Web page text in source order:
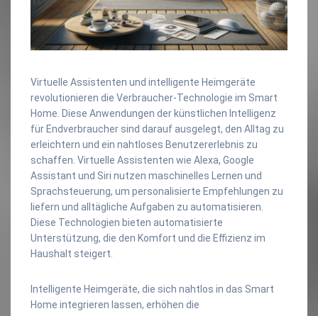
Virtuelle Assistenten und intelligente Heimgeräte
revolutionieren die Verbraucher-Technologie im Smart
Home. Diese Anwendungen der künstlichen Intelligenz
für Endverbraucher sind darauf ausgelegt, den Alltag zu
erleichtern und ein nahtloses Benutzererlebnis zu
schaffen. Virtuelle Assistenten wie Alexa, Google
Assistant und Siri nutzen maschinelles Lernen und
Sprachsteuerung, um personalisierte Empfehlungen zu
liefern und alltägliche Aufgaben zu automatisieren.
Diese Technologien bieten automatisierte
Unterstützung, die den Komfort und die Effizienz im
Haushalt steigert.
Intelligente Heimgeräte, die sich nahtlos in das Smart
Home integrieren lassen, erhöhen die